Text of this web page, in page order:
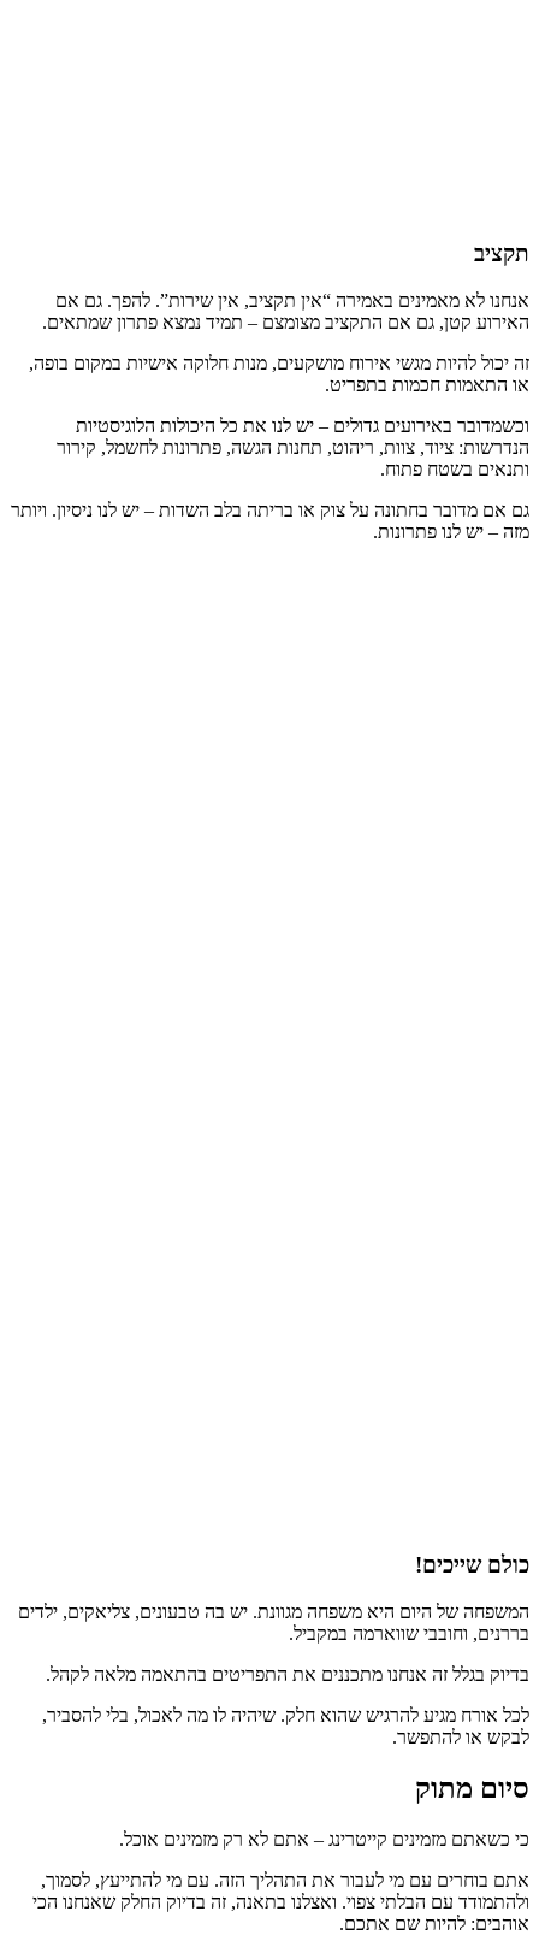
תקציב
אנחנו לא מאמינים באמירה “אין תקציב, אין שירות”. להפך. גם אם
האירוע קטן, גם אם התקציב מצומצם – תמיד נמצא פתרון שמתאים.
זה יכול להיות מגשי אירוח מושקעים, מנות חלוקה אישיות במקום בופה,
או התאמות חכמות בתפריט.
וכשמדובר באירועים גדולים – יש לנו את כל היכולות הלוגיסטיות
הנדרשות: ציוד, צוות, ריהוט, תחנות הגשה, פתרונות לחשמל, קירור
ותנאים בשטח פתוח.
גם אם מדובר בחתונה על צוק או בריתה בלב השדות – יש לנו ניסיון. ויותר
מזה – יש לנו פתרונות.
כולם שייכים!
המשפחה של היום היא משפחה מגוונת. יש בה טבעונים, צליאקים, ילדים
בררנים, וחובבי שווארמה במקביל.
בדיוק בגלל זה אנחנו מתכננים את התפריטים בהתאמה מלאה לקהל.
לכל אורח מגיע להרגיש שהוא חלק. שיהיה לו מה לאכול, בלי להסביר,
לבקש או להתפשר.
סיום מתוק
כי כשאתם מזמינים קייטרינג – אתם לא רק מזמינים אוכל.
אתם בוחרים עם מי לעבור את התהליך הזה. עם מי להתייעץ, לסמוך,
ולהתמודד עם הבלתי צפוי. ואצלנו בתאנה, זה בדיוק החלק שאנחנו הכי
אוהבים: להיות שם אתכם.